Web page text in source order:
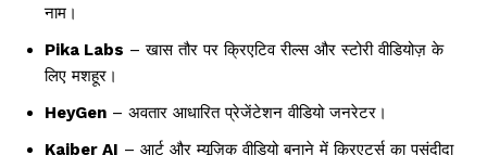
नाम।
Pika Labs – खास तौर पर क्रिएटिव रील्स और स्टोरी वीडियोज़ के
लिए मशहूर।
HeyGen – अवतार आधारित प्रेजेंटेशन वीडियो जनरेटर।
Kaiber AI – आर्ट और म्यूज़िक वीडियो बनाने में क्रिएटर्स का पसंदीदा